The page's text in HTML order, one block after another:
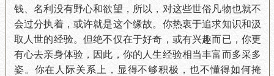
钱、名利没有野心和欲望，所以，对这些世俗凡物也就不
会过分执着，或许就是这个缘故。你热衷于追求知识和汲
取人世的经验。但绝不仅在于好奇，或有兴趣而已，你更
有心去亲身体验，因此，你的人生经验相当丰富而多采多
姿。你在人际关系上，显得不够积极，也不懂得如何掩